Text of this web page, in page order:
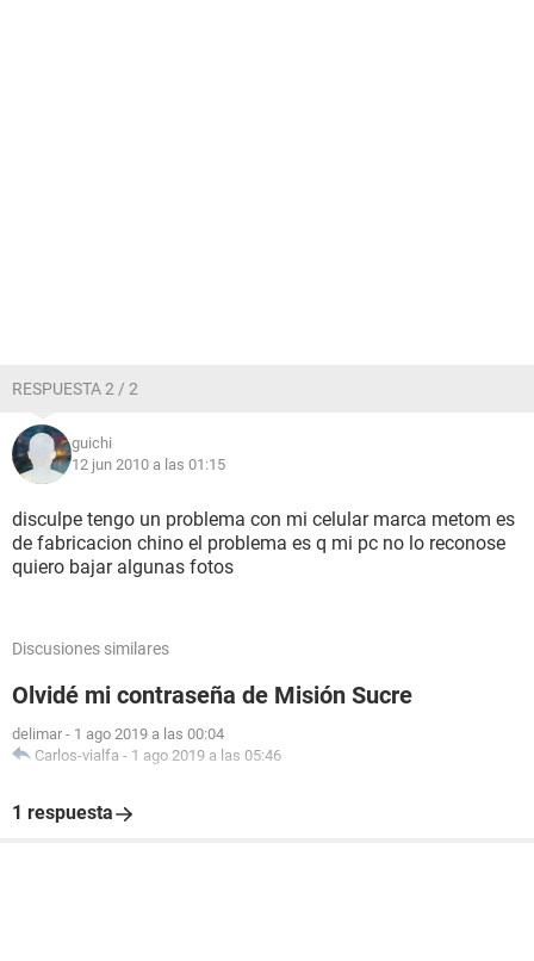
RESPUESTA 2 / 2
guichi
12 jun 2010 a las 01:15
disculpe tengo un problema con mi celular marca metom es
de fabricacion chino el problema es q mi pc no lo reconose
quiero bajar algunas fotos
Discusiones similares
Olvidé mi contraseña de Misión Sucre
delimar - 1 ago 2019 a las 00:04
Carlos-vialfa - 1 ago 2019 a las 05:46
1 respuesta